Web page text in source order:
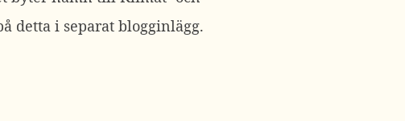
detta i separat blogginlägg.